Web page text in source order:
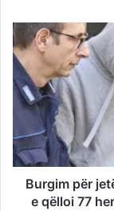
Burgim për
e qëlloi 77